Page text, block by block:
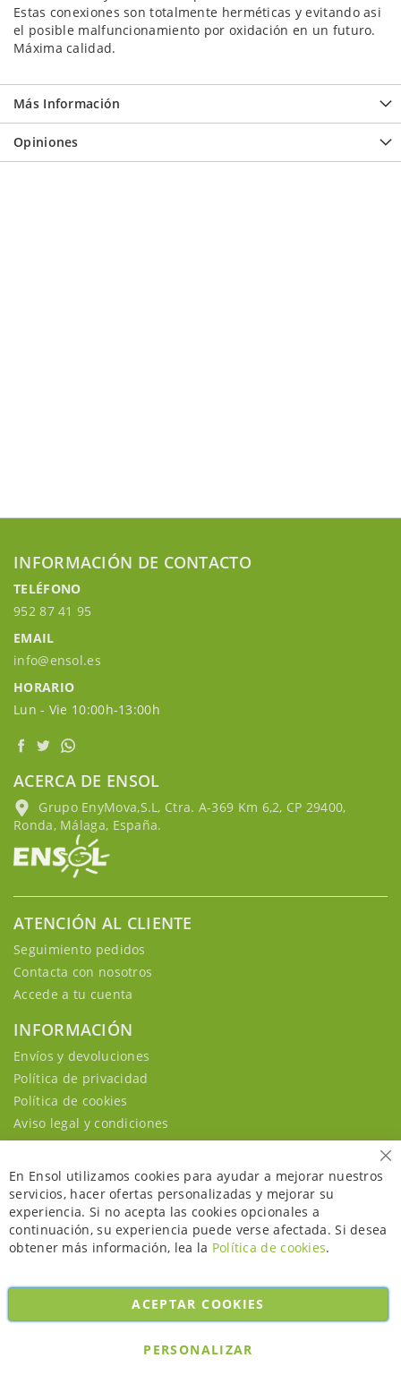
Estas conexiones son totalmente herméticas y evitando asi
el posible malfuncionamiento por oxidación en un futuro.
Máxima calidad.
Más Información
Opiniones
INFORMACIÓN DE CONTACTO
TELÉFONO
952 87 41 95
EMAIL
info@ensol.es
HORARIO
Lun - Vie 10:00h-13:00h
ACERCA DE ENSOL
Grupo EnyMova,S.L, Ctra. A-369 Km 6,2, CP 29400,
Ronda, Málaga, España.
ATENCIÓN AL CLIENTE
Seguimiento pedidos
Contacta con nosotros
Accede a tu cuenta
INFORMACIÓN
Envíos y devoluciones
Política de privacidad
Política de cookies
Aviso legal y condiciones
Copyright © 2026. All rights reserved. Powered byBobaly Partners.
En Ensol utilizamos cookies para ayudar a mejorar nuestros
servicios, hacer ofertas personalizadas y mejorar su
experiencia. Si no acepta las cookies opcionales a
continuación, su experiencia puede verse afectada. Si desea
obtener más información, lea la Política de cookies.
ACEPTAR COOKIES
PERSONALIZAR